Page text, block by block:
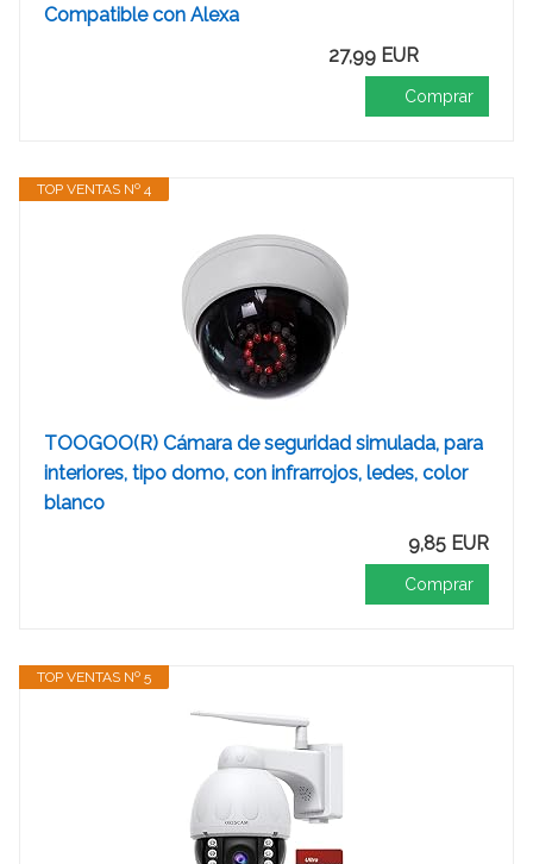
Compatible con Alexa
27,99 EUR
Comprar
TOP VENTAS Nº 4
TOOGOO(R) Cámara de seguridad simulada, para
interiores, tipo domo, con infrarrojos, ledes, color
blanco
9,85 EUR
Comprar
TOP VENTAS Nº 5